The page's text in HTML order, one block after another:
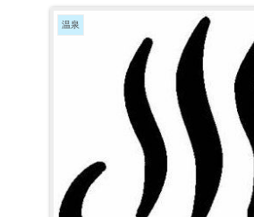
温泉